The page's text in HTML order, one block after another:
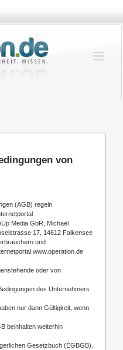
von
(AGB) regeln
Media GbR, Michael
17, 14612 Falkensee
und
www.operation.de
oder von
des Unternehmers
nur dann Gültigkeit, wenn
beinhalten weiterhin
Gesetzbuch (EGBGB).